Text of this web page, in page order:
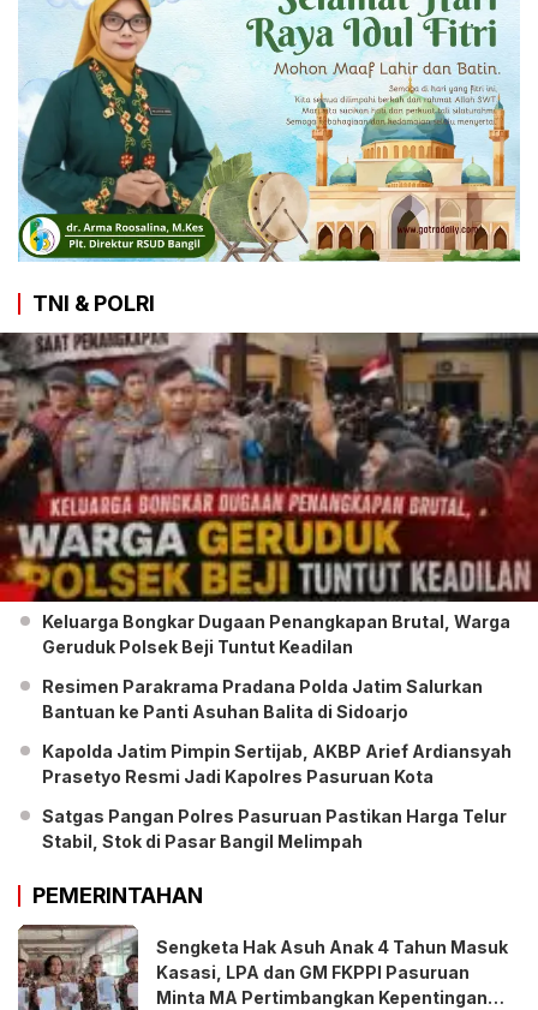
TNI & POLRI
Keluarga Bongkar Dugaan Penangkapan Brutal, Warga
Geruduk Polsek Beji Tuntut Keadilan
Resimen Parakrama Pradana Polda Jatim Salurkan
Bantuan ke Panti Asuhan Balita di Sidoarjo
Kapolda Jatim Pimpin Sertijab, AKBP Arief Ardiansyah
Prasetyo Resmi Jadi Kapolres Pasuruan Kota
Satgas Pangan Polres Pasuruan Pastikan Harga Telur
Stabil, Stok di Pasar Bangil Melimpah
PEMERINTAHAN
Sengketa Hak Asuh Anak 4 Tahun Masuk
Kasasi, LPA dan GM FKPPI Pasuruan
Minta MA Pertimbangkan Kepentingan